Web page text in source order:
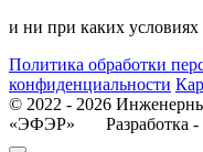
и ни при каких условиях
Политика обработки
конфиденциальности
© 2022 - 2026
«ЭФЭР» Разработка -